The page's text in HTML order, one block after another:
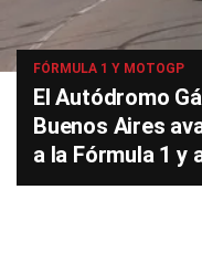
FÓRMULA 1 Y MOTOGP
El Autódromo
Buenos Aires
a la Fórmula 1 y